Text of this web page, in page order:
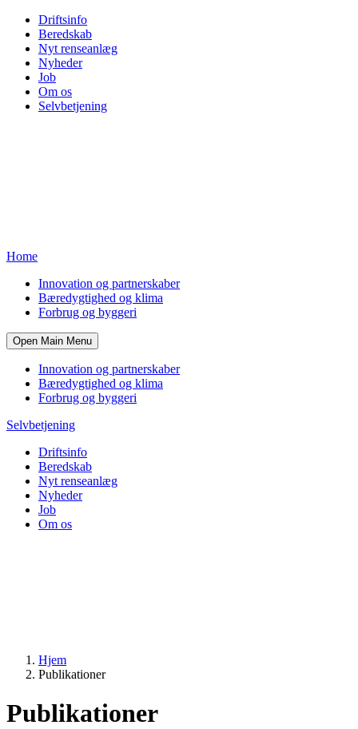
Driftsinfo
Beredskab
Nyt renseanlæg
Nyheder
Job
Om os
Selvbetjening
Home
Innovation og partnerskaber
Bæredygtighed og klima
Forbrug og byggeri
Open Main Menu
Innovation og partnerskaber
Bæredygtighed og klima
Forbrug og byggeri
Selvbetjening
Driftsinfo
Beredskab
Nyt renseanlæg
Nyheder
Job
Om os
Hjem
Publikationer
Publikationer